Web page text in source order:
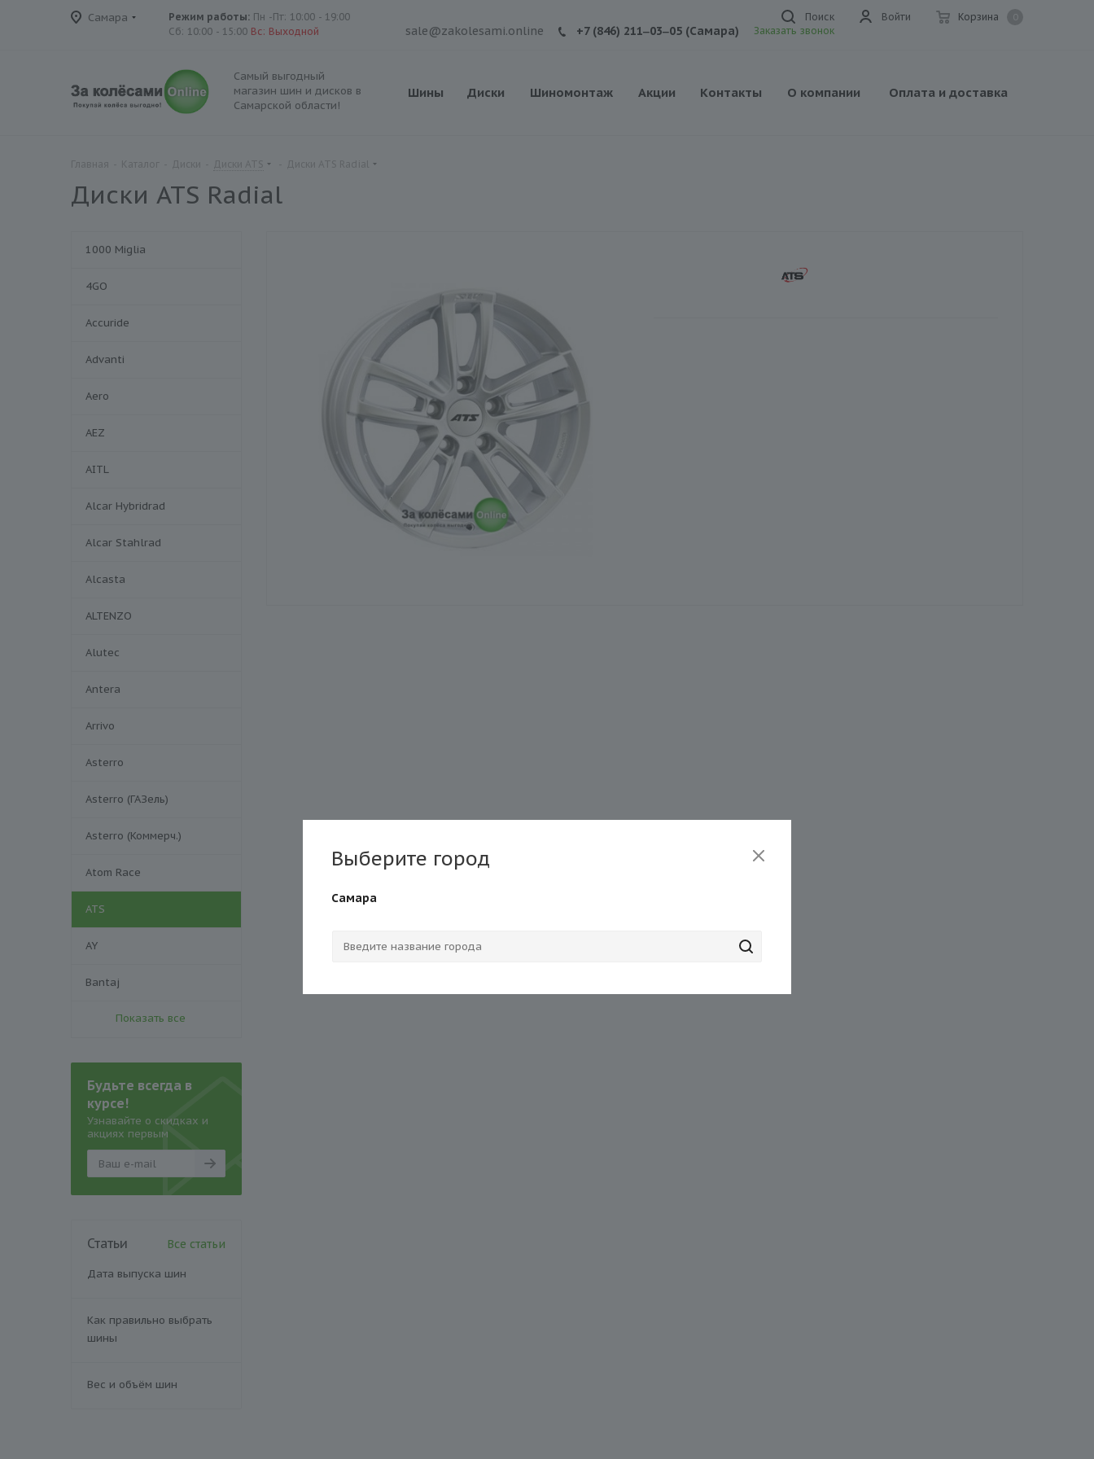
Самара Корзина
Войти
Режим работы: Пн -Пт: 10:00 - 19:00
Сб: 10:00 - 15:00 Вс: Выходной
Поиск
sale@zakolesami.online +7 (846) 211‒03‒05 (Самара) Заказать звонок
Самый выгодный
магазин шин и дисков в
Самарской области!
Шины Диски Шиномонтаж Акции Контакты О компании Оплата и доставка
Диски ATS Radial
1000 Miglia
4GO
Accuride
Advanti
Aero
AEZ
AITL
Alcar Hybridrad
Alcar Stahlrad
Alcasta
ALTENZO
Alutec
Antera
Arrivo
Asterro
Asterro (ГАЗель)
Asterro (Коммерч.)
Atom Race
ATS
AY
Bantaj
Показать все
Будьте всегда в
курсе!
Узнавайте о скидках и
акциях первым
Статьи Все статьи
Дата выпуска шин
Как правильно выбрать
шины
Вес и объём шин
Выберите город
Самара